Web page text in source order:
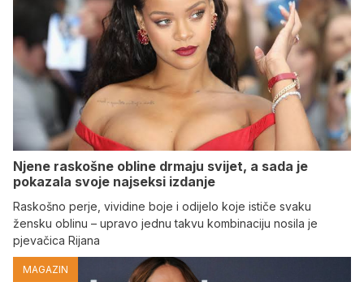
Njene raskošne obline drmaju svijet, a sada je
pokazala svoje najseksi izdanje
Raskošno perje, vividine boje i odijelo koje ističe svaku
žensku oblinu – upravo jednu takvu kombinaciju nosila je
pjevačica Rijana
MAGAZIN